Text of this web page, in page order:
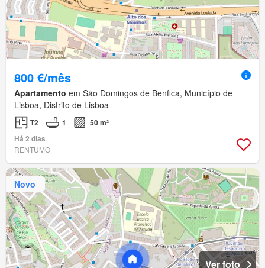
800 €/mês
Apartamento em São Domingos de Benfica, Município de
Lisboa, Distrito de Lisboa
T2 1
50 m²
Há 2 dias
RENTUMO
Novo
Ver foto